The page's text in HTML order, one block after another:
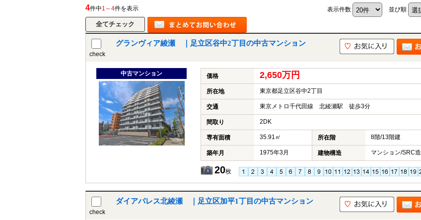
4件中1～4件を表示 表示件数 並び順
check
グランヴィア綾瀬 ｜足立区谷中2丁目の中古マンション
中古マンション 価格 2,650万円
所在地 東京都足立区谷中2丁目
交通 東京メトロ千代田線 北綾瀬駅 徒歩3分
間取り 2DK
専有面積 35.91㎡ 所在階 8階/13階建
築年月 1975年3月 建物構造 マンション/SRC造
20枚
check
ダイアパレス北綾瀬 ｜足立区加平1丁目の中古マンション